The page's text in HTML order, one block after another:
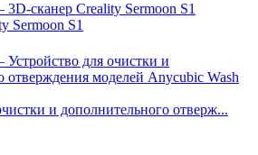
Sermoon S1
и дополнительного отверж...